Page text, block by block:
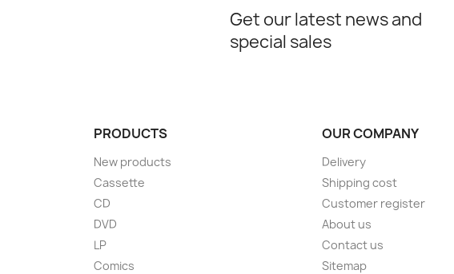
Get our latest news and
special sales
PRODUCTS
New products
Cassette
CD
DVD
LP
Comics
OUR COMPANY
Delivery
Shipping cost
Customer register
About us
Contact us
Sitemap